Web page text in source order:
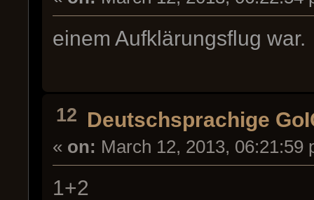
einem Aufklärungsflug war.
12 Deutschsprachige
« on: March 12, 2013, 06:21:59
1+2